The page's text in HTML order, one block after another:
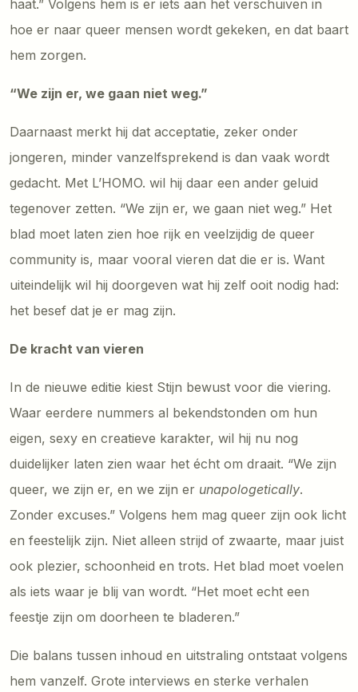
haat.” Volgens hem is er iets aan het verschuiven in
hoe er naar queer mensen wordt gekeken, en dat baart
hem zorgen.
“We zijn er, we gaan niet weg.”
Daarnaast merkt hij dat acceptatie, zeker onder
jongeren, minder vanzelfsprekend is dan vaak wordt
gedacht. Met L’HOMO. wil hij daar een ander geluid
tegenover zetten. “We zijn er, we gaan niet weg.” Het
blad moet laten zien hoe rijk en veelzijdig de queer
community is, maar vooral vieren dat die er is. Want
uiteindelijk wil hij doorgeven wat hij zelf ooit nodig had:
het besef dat je er mag zijn.
De kracht van vieren
In de nieuwe editie kiest Stijn bewust voor die viering.
Waar eerdere nummers al bekendstonden om hun
eigen, sexy en creatieve karakter, wil hij nu nog
duidelijker laten zien waar het écht om draait. “We zijn
queer, we zijn er, en we zijn er unapologetically.
Zonder excuses.” Volgens hem mag queer zijn ook licht
en feestelijk zijn. Niet alleen strijd of zwaarte, maar juist
ook plezier, schoonheid en trots. Het blad moet voelen
als iets waar je blij van wordt. “Het moet echt een
feestje zijn om doorheen te bladeren.”
Die balans tussen inhoud en uitstraling ontstaat volgens
hem vanzelf. Grote interviews en sterke verhalen